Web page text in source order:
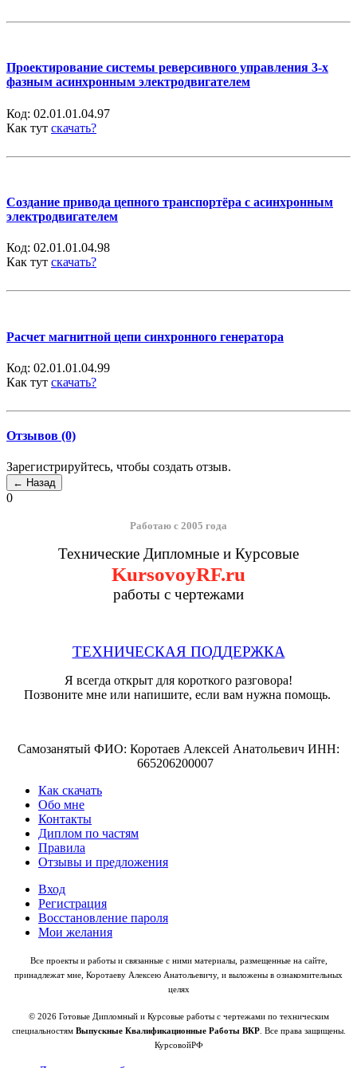
Проектирование системы реверсивного управления 3-х
фазным асинхронным электродвигателем
Код: 02.01.01.04.97
Как тут скачать?
Создание привода цепного транспортёра с асинхронным
электродвигателем
Код: 02.01.01.04.98
Как тут скачать?
Расчет магнитной цепи синхронного генератора
Код: 02.01.01.04.99
Как тут скачать?
Отзывов (0)
Зарегистрируйтесь, чтобы создать отзыв.
0
Работаю с 2005 года
Технические Дипломные и Курсовые
KursovoyRF.ru
работы с чертежами
ТЕХНИЧЕСКАЯ ПОДДЕРЖКА
Я всегда открыт для короткого разговора!
Позвоните мне или напишите, если вам нужна помощь.
Самозанятый ФИО: Коротаев Алексей Анатольевич ИНН:
665206200007
Как скачать
Обо мне
Контакты
Диплом по частям
Правила
Отзывы и предложения
Вход
Регистрация
Восстановление пароля
Мои желания
Все проекты и работы и связанные с ними материалы, размещенные на сайте,
принадлежат мне, Коротаеву Алексею Анатольевичу, и выложены в ознакомительных
целях
© 2026 Готовые Дипломный и Курсовые работы с чертежами по техническим
специальностям Выпускные Квалификационные Работы ВКР. Все права защищены.
КурсовойРФ